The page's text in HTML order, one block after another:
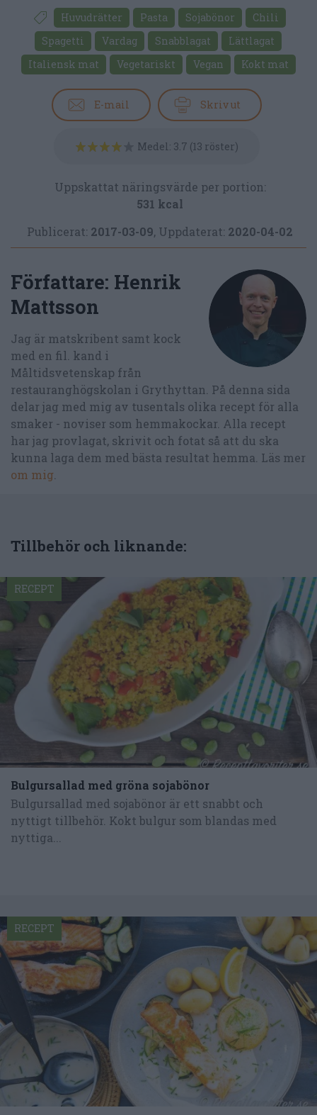
Huvudrätter Pasta Sojabönor
Chili
Spagetti
Vardag Snabblagat
Lättlagat
Italiensk mat
Vegetariskt Vegan Kokt mat
E-mail Skriv ut
Medel: 3.7 (13 röster)
Uppskattat näringsvärde per portion:
531 kcal
Publicerat: 2017-03-09, Uppdaterat: 2020-04-02
Författare: Henrik
Mattsson
Jag är matskribent samt kock
med en fil. kand i
Måltidsvetenskap från
restauranghögskolan i Grythyttan. På denna sida
delar jag med mig av tusentals olika recept för alla
smaker - noviser som hemmakockar. Alla recept
har jag provlagat, skrivit och fotat så att du ska
kunna laga dem med bästa resultat hemma. Läs mer
om mig
Tillbehör och liknande:
Bulgursallad med gröna sojabönor
Bulgursallad med sojabönor är ett snabbt och
nyttigt tillbehör. Kokt bulgur som blandas med
nyttiga...
RECEPT
RECEPT